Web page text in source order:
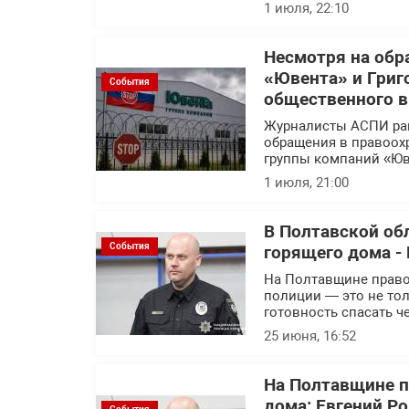
1 июля, 22:10
События
Несмотря на
«Ювента» и
общественного
Журналисты АСПИ
обращения в
группы компаний
1 июля, 21:00
События
В Полтавской
горящего дома -
На Полтавщине
полиции — это не
готовность спасать
25 июня, 16:52
На Полтавщине